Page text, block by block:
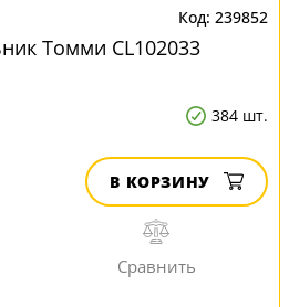
239852
Томми CL102033
384 шт.
В КОРЗИНУ